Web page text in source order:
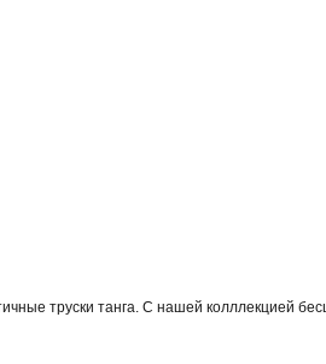
труски танга. С нашей колллекцией